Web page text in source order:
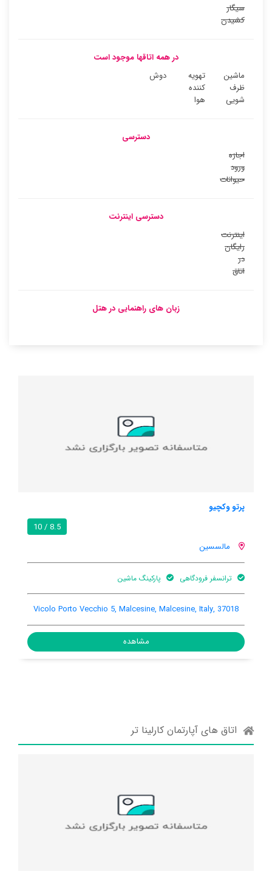
سیگار
کشیدن
در همه اتاقها موجود است
ماشین
ظرف
شویی
تهویه
کننده
هوا
دوش
دسترسی
اجازه
ورود
حیوانات
دسترسی اینترنت
اینترنت
رایگان
در
اتاق
زبان های راهنمایی در هتل
فرودگاهی پارکینگ ماشین
Vicolo Porto Vecchio 5, Malcesine, Malcesine,
Italy,
اتاق های آپارتمان کارلینا تر